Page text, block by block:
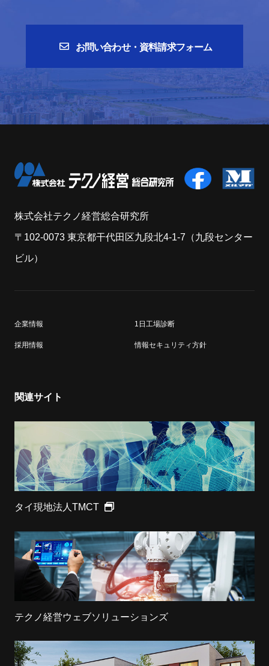
お問い合わせ・資料請求フォーム
株式会社テクノ経営総合研究所
〒102-0073 東京都干代田区九段北4-1-7（九段センター
ビル）
企業情報 1日工場診断
採用情報 情報セキュリティ方針
関連サイト
タイ現地法人TMCT
テクノ経営ウェブソリューションズ